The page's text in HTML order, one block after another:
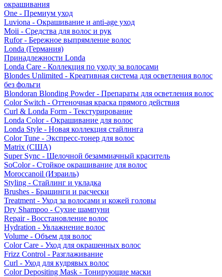
окрашивания
One - Премиум уход
Luviona - Окрашивание и anti-age уход
Moii - Средства для волос и рук
Rufor - Бережное выпрямление волос
Londa (Германия)
Принадлежности Londa
Londa Care - Коллекция по уходу за волосами
Blondes Unlimited - Креативная система для осветления волос
без фольги
Blondoran Blonding Powder - Препараты для осветления волос
Color Switch - Оттеночная краска прямого действия
Curl & Londa Form - Текстурирование
Londa Color - Окрашивание для волос
Londa Style - Новая коллекция стайлинга
Color Tune - Экспресс-тонер для волос
Matrix (США)
Super Sync - Щелочной безаммиачный краситель
SoColor - Стойкое окрашивание для волос
Moroccanoil (Израиль)
Styling - Стайлинг и укладка
Brushes - Брашинги и расчески
Treatment - Уход за волосами и кожей головы
Dry Shampoo - Сухие шампуни
Repair - Восстановление волос
Hydration - Увлажнение волос
Volume - Объем для волос
Color Care - Уход для окрашенных волос
Frizz Control - Разглаживание
Curl - Уход для кудрявых волос
Color Depositing Mask - Тонирующие маски